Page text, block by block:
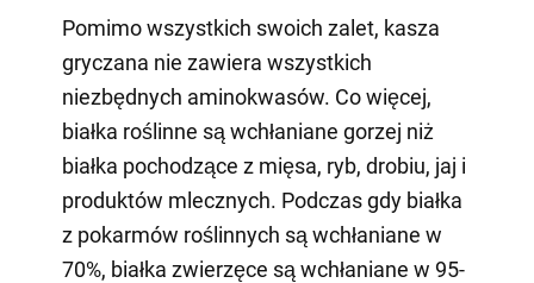
Pomimo wszystkich swoich zalet, kasza
gryczana nie zawiera wszystkich
niezbędnych aminokwasów. Co więcej,
białka roślinne są wchłaniane gorzej niż
białka pochodzące z mięsa, ryb, drobiu, jaj i
produktów mlecznych. Podczas gdy białka
z pokarmów roślinnych są wchłaniane w
70%, białka zwierzęce są wchłaniane w 95-